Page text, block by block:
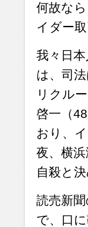
何故な
イダー
我々日
は、司
リクル
啓一（
おり、
夜、横
自殺と
読売新
で、口